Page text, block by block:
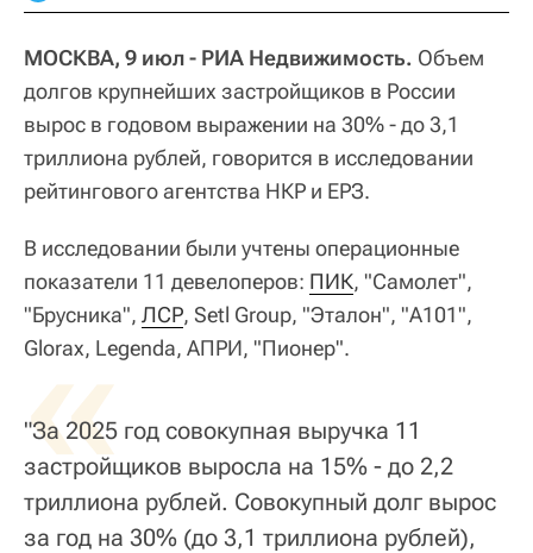
МОСКВА, 9 июл - РИА Недвижимость. Объем
долгов крупнейших застройщиков в России
вырос в годовом выражении на 30% - до 3,1
триллиона рублей, говорится в исследовании
рейтингового агентства НКР и ЕРЗ.
В исследовании были учтены операционные
показатели 11 девелоперов: ПИК, "Самолет",
"Брусника", ЛСР, Setl Group, "Эталон", "А101",
Glorax, Legenda, АПРИ, "Пионер".
«
"За 2025 год совокупная выручка 11
застройщиков выросла на 15% - до 2,2
триллиона рублей. Совокупный долг вырос
за год на 30% (до 3,1 триллиона рублей),